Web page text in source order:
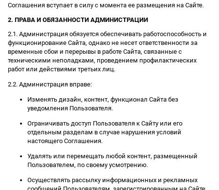
Соглашения вступает в силу с момента ее размещения на Сайте.
2. ПРАВА И ОБЯЗАННОСТИ АДМИНИСТРАЦИИ
2.1. Администрация обязуется обеспечивать работоспособность и
функционирование Сайта, однако не несет ответственности за
временные сбои и перерывы в работе Сайта, связанные с
техническими неполадками, проведением профилактических
работ или действиями третьих лиц.
2.2. Администрация вправе:
Изменять дизайн, контент, функционал Сайта без
уведомления Пользователя.
Ограничивать доступ Пользователя к Сайту или его
отдельным разделам в случае нарушения условий
настоящего Соглашения.
Удалять или перемещать любой контент, размещенный
Пользователем, по своему усмотрению.
Осуществлять рассылку информационных и рекламных